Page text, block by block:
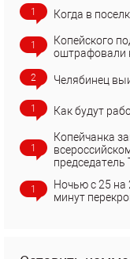
1 Когда в
1
Копейского
оштрафовали
2 Челябинец
1 Как будут
1
Копейчанка
председатель
1
Ночью с 25 на
минут